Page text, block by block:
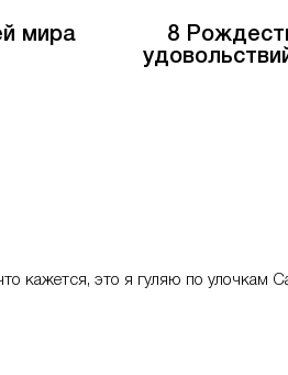
мира
8
кажется, это я гуляю по улочкам